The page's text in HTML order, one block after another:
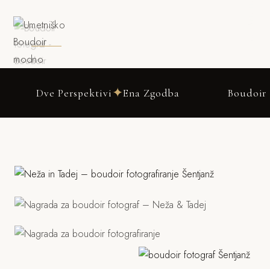
Perspektivi✦Ena Zgodba Boudoir